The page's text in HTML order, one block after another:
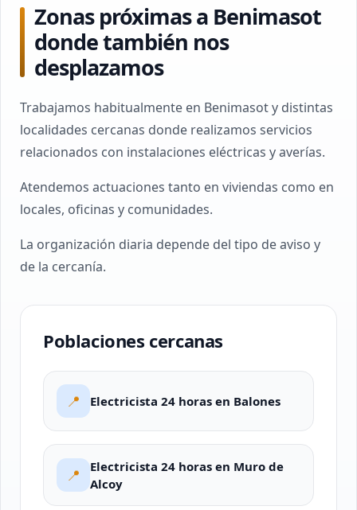
Zonas próximas a Benimasot
donde también nos
desplazamos
Trabajamos habitualmente en Benimasot y distintas
localidades cercanas donde realizamos servicios
relacionados con instalaciones eléctricas y averías.
Atendemos actuaciones tanto en viviendas como en
locales, oficinas y comunidades.
La organización diaria depende del tipo de aviso y
de la cercanía.
Poblaciones cercanas
📍 Electricista 24 horas en Balones
📍
Electricista 24 horas en Muro de
Alcoy